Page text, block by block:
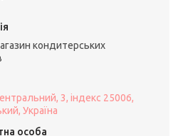
кондитерських
3, індекс 25006,
Україна